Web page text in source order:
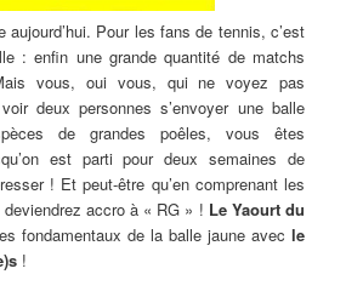
aujourd’hui. Pour les fans de tennis, c’est
: enfin une grande quantité de matchs
vous, oui vous, qui ne voyez pas
deux personnes s’envoyer une balle
de grandes poêles, vous êtes
est parti pour deux semaines de
! Et peut-être qu’en comprenant les
accro à « RG » ! Le Yaourt du
fondamentaux de la balle jaune avec le
!